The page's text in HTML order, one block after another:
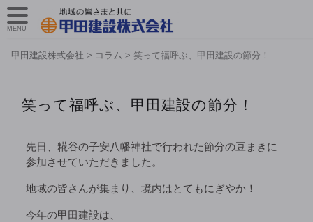
甲田建設株式会社 > コラム > 笑って福呼ぶ、甲田建設の節分！
笑って福呼ぶ、甲田建設の節分！
先日、糀谷の子安八幡神社で行われた節分の豆まきに
参加させていただきました。
地域の皆さんが集まり、境内はとてもにぎやか！
今年の甲田建設は、
MENU